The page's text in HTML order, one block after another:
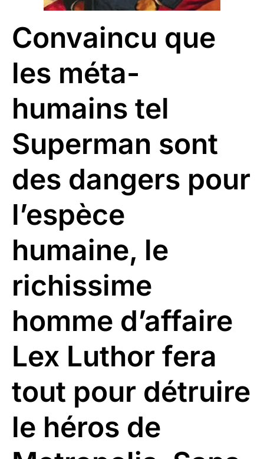
Convaincu que
les méta-
humains tel
Superman sont
des dangers pour
l’espèce
humaine, le
richissime
homme d’affaire
Lex Luthor fera
tout pour détruire
le héros de